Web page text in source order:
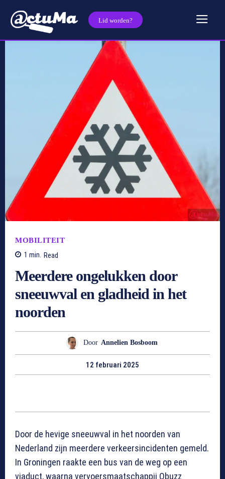
Lid worden?
MOBILITEIT
1 min. Read
Meerdere ongelukken door
sneeuwval en gladheid in het
noorden
Door Annelien Bosboom
12 februari 2025
Door de hevige sneeuwval in het noorden van
Nederland zijn meerdere verkeersincidenten gemeld.
In Groningen raakte een bus van de weg op een
viaduct, waarna vervoersmaatschappij Qbuzz